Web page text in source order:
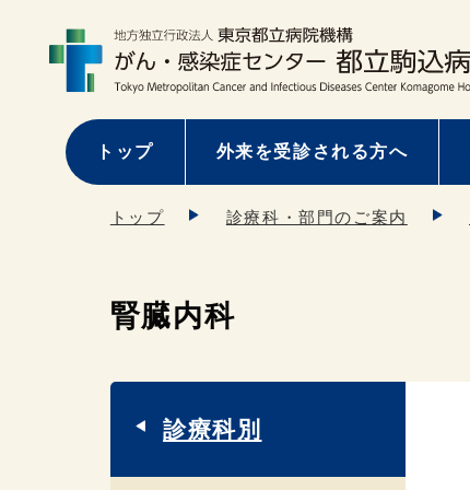
トップ 外来を受診される方へ
トップ 診療科・部門のご案内
腎臓内科
診療科別